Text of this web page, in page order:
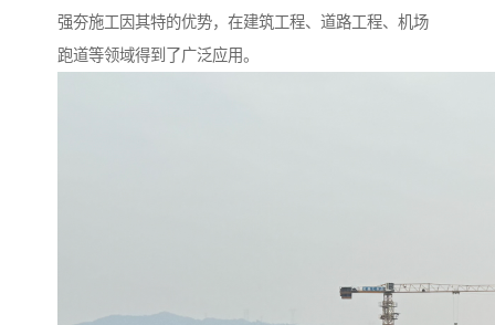
强夯施工因其特的优势，在建筑工程、道路工程、机场
跑道等领域得到了广泛应用。